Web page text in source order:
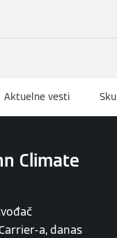
Aktuelne vesti
Climate
a, danas